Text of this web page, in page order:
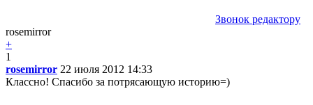
Звонок редактору
rosemirror
+
1
rosemirror 22 июля 2012 14:33
Классно! Спасибо за потрясающую историю=)